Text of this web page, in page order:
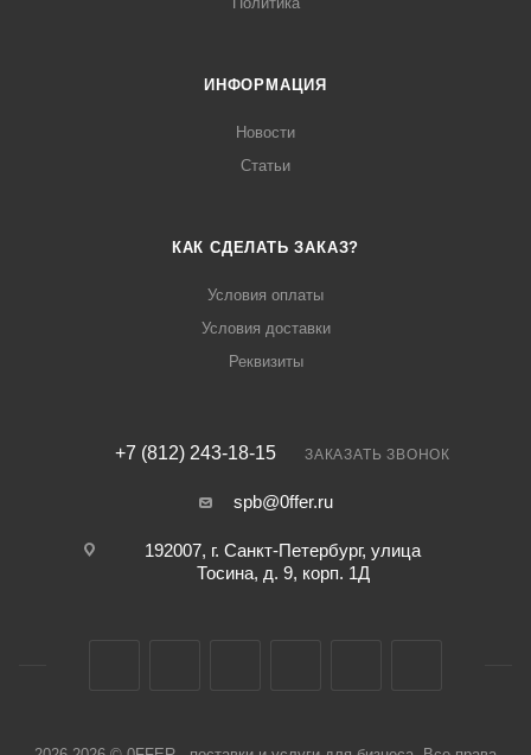
ИНФОРМАЦИЯ
Новости
Статьи
КАК СДЕЛАТЬ ЗАКАЗ?
Условия оплаты
Условия доставки
Реквизиты
+7 (812) 243-18-15 ЗАКАЗАТЬ ЗВОНОК
spb@0ffer.ru
192007, г. Санкт-Петербург, улица
Тосина, д. 9, корп. 1Д